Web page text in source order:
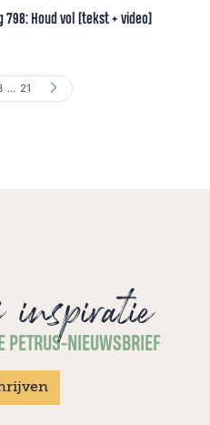
798: Houd vol [tekst + video]
... 21
inspiratie
PETRUS-NIEUWSBRIEF